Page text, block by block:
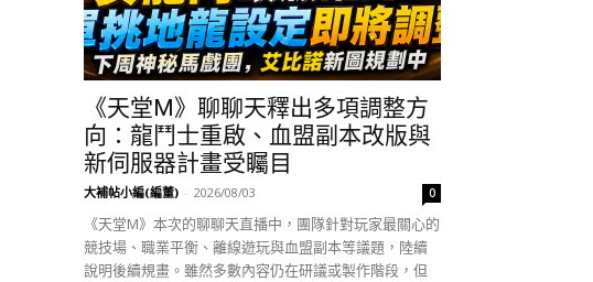
《天堂M》聊聊天釋出多項調整方
向：龍鬥士重啟、血盟副本改版與
新伺服器計畫受矚目
大補帖小編(編董) - 2026/08/03 0
《天堂M》本次的聊聊天直播中，團隊針對玩家最關心的
競技場、職業平衡、離線遊玩與血盟副本等議題，陸續
說明後續規畫。雖然多數內容仍在研議或製作階段，但